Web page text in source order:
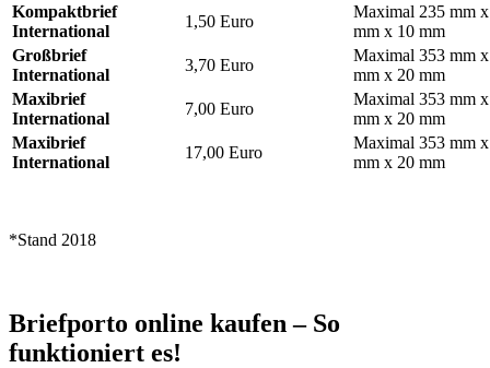
Kompaktbrief
International
1,50 Euro
Maximal 235 mm
mm x 10 mm
Großbrief
International
3,70 Euro
Maximal 353 mm
mm x 20 mm
Maxibrief
International
7,00 Euro
Maximal 353 mm
mm x 20 mm
Maxibrief
International
17,00 Euro
Maximal 353 mm
mm x 20 mm
*Stand 2018
Briefporto online kaufen – So
funktioniert es!